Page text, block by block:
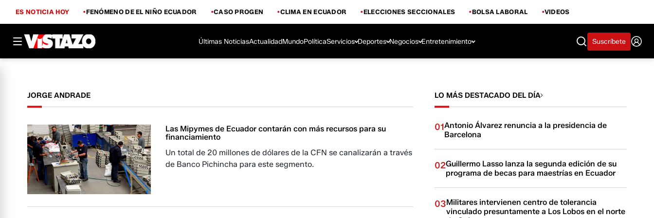
ES NOTICIA HOY FENÓMENO DE EL NIÑO ECUADOR CASO PROGEN CLIMA EN ECUADOR ELECCIONES SECCIONALES BOLSA LABORAL VIDEOS
Últimas NoticiasActualidadMundoPolíticaServicios Deportes Negocios Entretenimiento Suscríbete
JORGE ANDRADE
Las Mipymes de Ecuador contarán con más recursos para su
financiamiento
Un total de 20 millones de dólares de la CFN se canalizarán a través
de Banco Pichincha para este segmento.
LO MÁS DESTACADO DEL DÍA
01Antonio Álvarez renuncia a la presidencia de
Barcelona
02Guillermo Lasso lanza la segunda edición de su
programa de becas para maestrías en Ecuador
03Militares intervienen centro de tolerancia
vinculado presuntamente a Los Lobos en el norte